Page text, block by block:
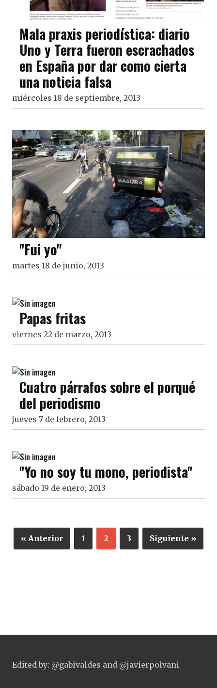
Mala praxis periodística: diario
Uno y Terra fueron escrachados
en España por dar como cierta
una noticia falsa
miércoles 18 de septiembre, 2013
"Fui yo"
martes 18 de junio, 2013
Papas fritas
viernes 22 de marzo, 2013
Cuatro párrafos sobre el porqué
del periodismo
jueves 7 de febrero, 2013
"Yo no soy tu mono, periodista"
sábado 19 de enero, 2013
« Anterior 1 2 3 Siguiente »
Edited by: @gabivaldes and @javierpolvani